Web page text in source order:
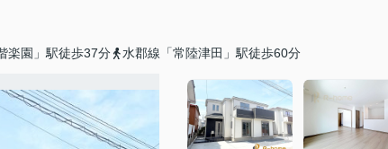
楽園」駅徒歩37分 水郡線「常陸津田」駅徒歩60分